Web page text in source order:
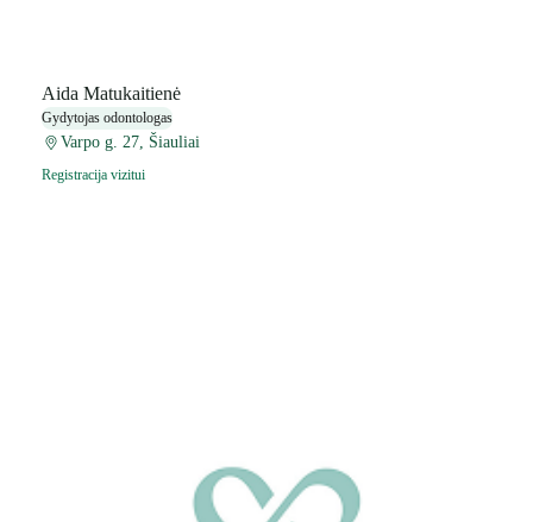
Aida Matukaitienė
Gydytojas odontologas
Varpo g. 27, Šiauliai
Registracija vizitui